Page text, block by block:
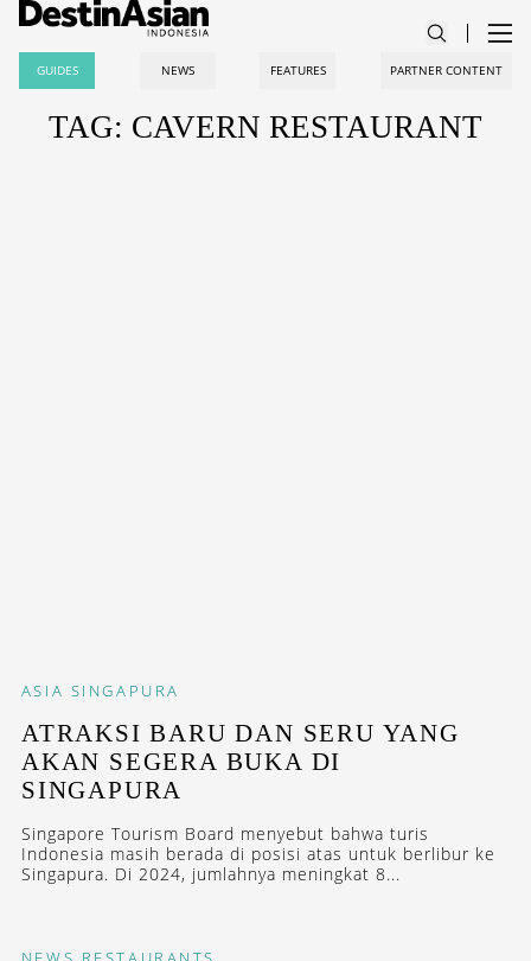
GUIDES NEWS FEATURES PARTNER CONTENT
TAG: CAVERN RESTAURANT
ASIA SINGAPURA
ATRAKSI BARU DAN SERU YANG
AKAN SEGERA BUKA DI
SINGAPURA
Singapore Tourism Board menyebut bahwa turis
Indonesia masih berada di posisi atas untuk berlibur ke
Singapura. Di 2024, jumlahnya meningkat 8...